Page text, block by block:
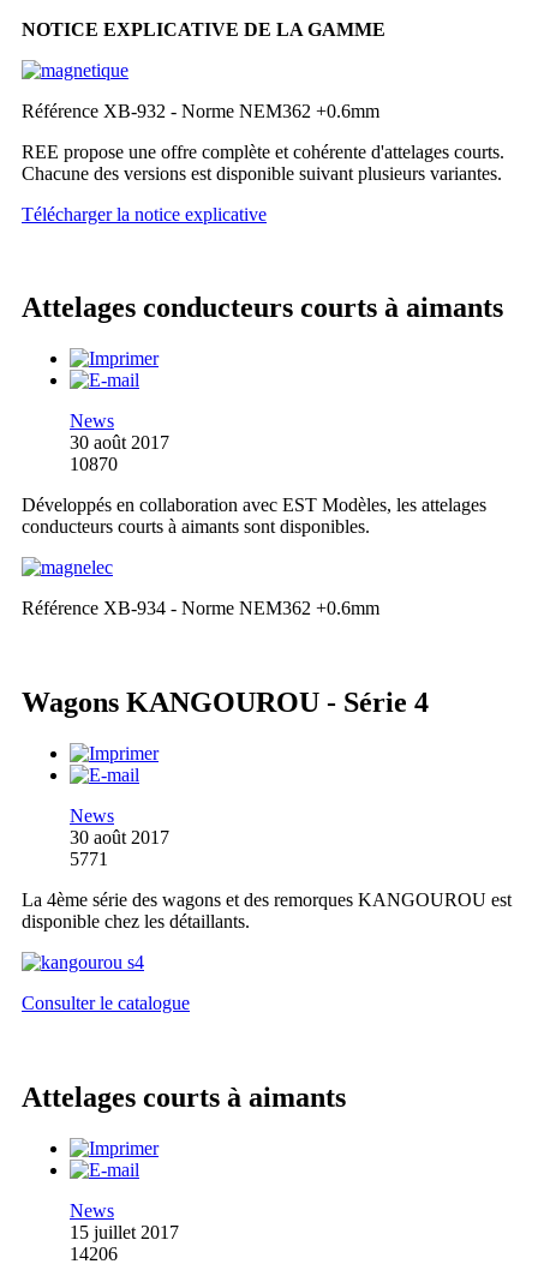
NOTICE EXPLICATIVE DE LA GAMME
Référence XB-932 - Norme NEM362 +0.6mm
REE propose une offre complète et cohérente d'attelages courts.
Chacune des versions est disponible suivant plusieurs variantes.
Télécharger la notice explicative
Attelages conducteurs courts à aimants
News
30 août 2017
10870
Développés en collaboration avec EST Modèles, les attelages
conducteurs courts à aimants sont disponibles.
Référence XB-934 - Norme NEM362 +0.6mm
Wagons KANGOUROU - Série 4
News
30 août 2017
5771
La 4ème série des wagons et des remorques KANGOUROU est
disponible chez les détaillants.
Consulter le catalogue
Attelages courts à aimants
News
15 juillet 2017
14206